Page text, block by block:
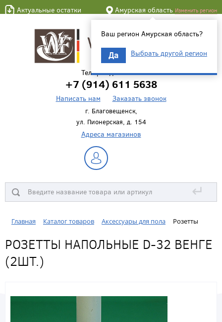
Актуальные остатки Амурская область Изменить регион
Ваш регион Амурская область?
Да Выбрать другой регион
Телефон для связи
+7 (914) 611 5638
Написать нам Заказать звонок
г. Благовещенск,
ул. Пионерская, д. 154
Адреса магазинов
↵
Главная Каталог товаров Аксессуары для пола Розетты
РОЗЕТТЫ НАПОЛЬНЫЕ D-32 ВЕНГЕ
(2ШТ.)